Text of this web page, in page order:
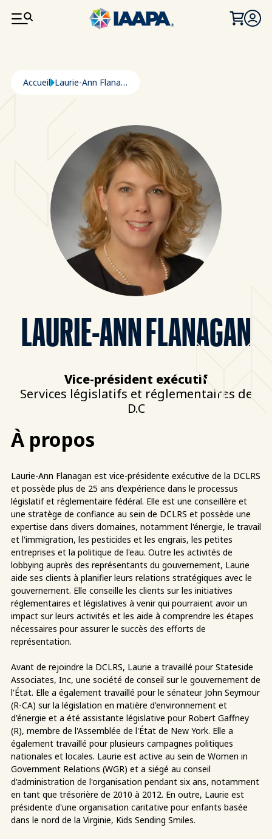
ALLER AU CONTENU PRINCIPAL
Fil d'Ariane
Accueil Laurie-Ann Flanagan
LAURIE-ANN FLANAGAN
Vice-président exécutif
Services législatifs et réglementaires de
D.C
À propos
Laurie-Ann Flanagan est vice-présidente exécutive de la DCLRS
et possède plus de 25 ans d'expérience dans le processus
législatif et réglementaire fédéral. Elle est une conseillère et
une stratège de confiance au sein de DCLRS et possède une
expertise dans divers domaines, notamment l'énergie, le travail
et l'immigration, les pesticides et les engrais, les petites
entreprises et la politique de l'eau. Outre les activités de
lobbying auprès des représentants du gouvernement, Laurie
aide ses clients à planifier leurs relations stratégiques avec le
gouvernement. Elle conseille les clients sur les initiatives
réglementaires et législatives à venir qui pourraient avoir un
impact sur leurs activités et les aide à comprendre les étapes
nécessaires pour assurer le succès des efforts de
représentation.
Avant de rejoindre la DCLRS, Laurie a travaillé pour Stateside
Associates, Inc, une société de conseil sur le gouvernement de
l'État. Elle a également travaillé pour le sénateur John Seymour
(R-CA) sur la législation en matière d'environnement et
d'énergie et a été assistante législative pour Robert Gaffney
(R), membre de l'Assemblée de l'État de New York. Elle a
également travaillé pour plusieurs campagnes politiques
nationales et locales. Laurie est active au sein de Women in
Government Relations (WGR) et a siégé au conseil
d'administration de l'organisation pendant six ans, notamment
en tant que trésorière de 2010 à 2012. En outre, Laurie est
présidente d'une organisation caritative pour enfants basée
dans le nord de la Virginie, Kids Sending Smiles.